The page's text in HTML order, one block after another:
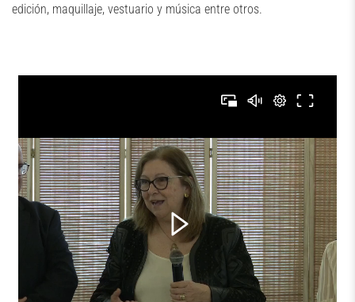
edición, maquillaje, vestuario y música entre otros.